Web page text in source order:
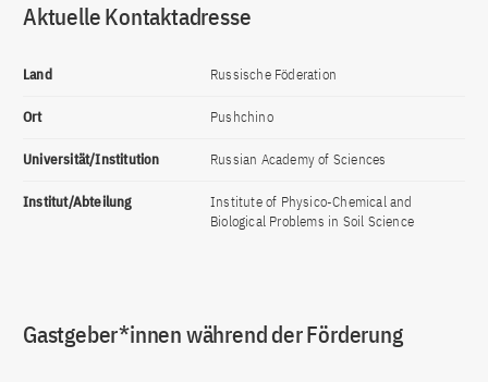
Aktuelle Kontaktadresse
Land Russische Föderation
Ort Pushchino
Universität/Institution Russian Academy of Sciences
Institut/Abteilung
Institute of Physico-Chemical and
Biological Problems in Soil Science
Gastgeber*innen während der Förderung